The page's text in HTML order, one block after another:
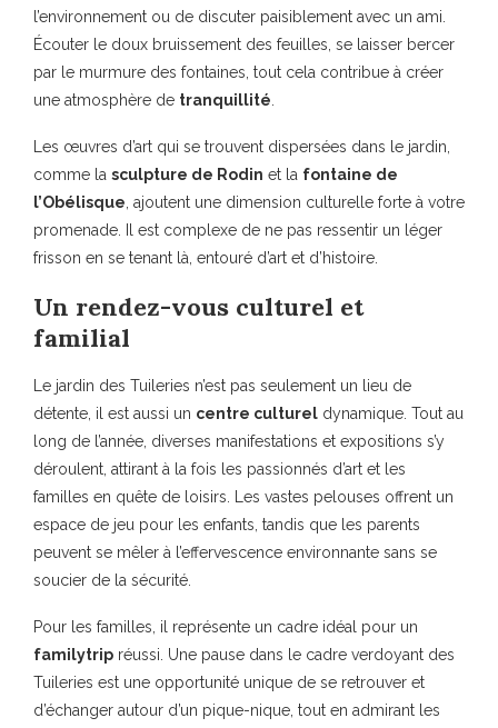
l’environnement ou de discuter paisiblement avec un ami.
Écouter le doux bruissement des feuilles, se laisser bercer
par le murmure des fontaines, tout cela contribue à créer
une atmosphère de tranquillité.
Les œuvres d’art qui se trouvent dispersées dans le jardin,
comme la sculpture de Rodin et la fontaine de
l’Obélisque, ajoutent une dimension culturelle forte à votre
promenade. Il est complexe de ne pas ressentir un léger
frisson en se tenant là, entouré d’art et d’histoire.
Un rendez-vous culturel et
familial
Le jardin des Tuileries n’est pas seulement un lieu de
détente, il est aussi un centre culturel dynamique. Tout au
long de l’année, diverses manifestations et expositions s’y
déroulent, attirant à la fois les passionnés d’art et les
familles en quête de loisirs. Les vastes pelouses offrent un
espace de jeu pour les enfants, tandis que les parents
peuvent se mêler à l’effervescence environnante sans se
soucier de la sécurité.
Pour les familles, il représente un cadre idéal pour un
familytrip réussi. Une pause dans le cadre verdoyant des
Tuileries est une opportunité unique de se retrouver et
d’échanger autour d’un pique-nique, tout en admirant les